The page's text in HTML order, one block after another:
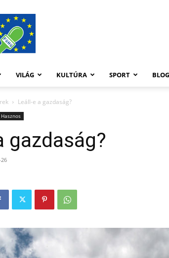
FüHü
VILÁG KULTÚRA SPORT
Leáll-e a gazdaság?
Hasznos
gazdaság?